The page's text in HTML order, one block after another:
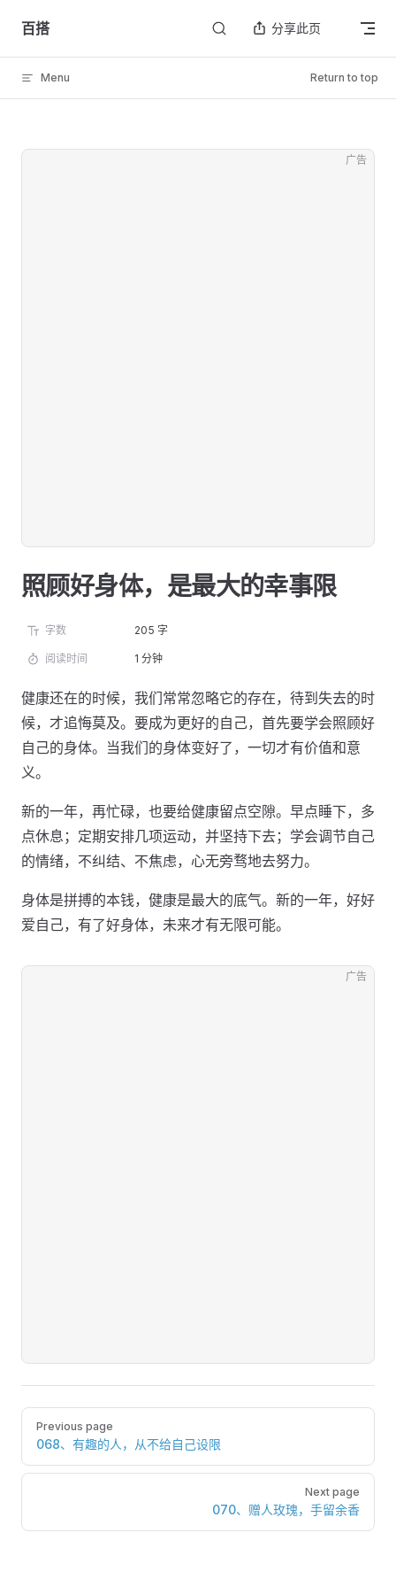
Skip to content
百搭 分享此页
Menu Return to top
广告
照顾好身体，是最大的幸事限
字数 205 字
阅读时间 1 分钟
健康还在的时候，我们常常忽略它的存在，待到失去的时
候，才追悔莫及。要成为更好的自己，首先要学会照顾好
自己的身体。当我们的身体变好了，一切才有价值和意
义。
新的一年，再忙碌，也要给健康留点空隙。早点睡下，多
点休息；定期安排几项运动，并坚持下去；学会调节自己
的情绪，不纠结、不焦虑，心无旁骛地去努力。
身体是拼搏的本钱，健康是最大的底气。新的一年，好好
爱自己，有了好身体，未来才有无限可能。
广告
Pager
Previous page
068、有趣的人，从不给自己设限
Next page
070、赠人玫瑰，手留余香